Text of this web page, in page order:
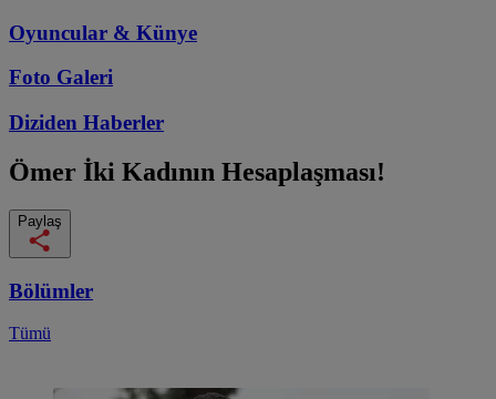
Oyuncular & Künye
Foto Galeri
Diziden Haberler
Ömer İki Kadının Hesaplaşması!
Paylaş
Bölümler
Tümü